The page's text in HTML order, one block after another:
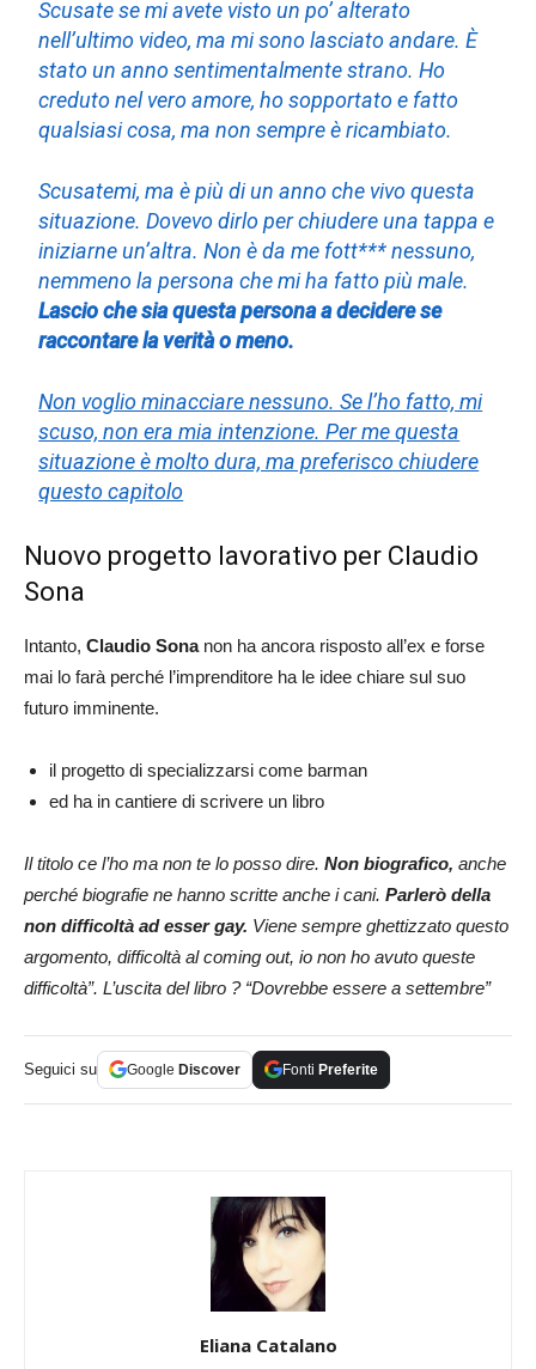
Scusate se mi avete visto un po’ alterato
nell’ultimo video, ma mi sono lasciato andare. È
stato un anno sentimentalmente strano. Ho
creduto nel vero amore, ho sopportato e fatto
qualsiasi cosa, ma non sempre è ricambiato.
Scusatemi, ma è più di un anno che vivo questa
situazione. Dovevo dirlo per chiudere una tappa e
iniziarne un’altra. Non è da me fott*** nessuno,
nemmeno la persona che mi ha fatto più male.
Lascio che sia questa persona a decidere se
raccontare la verità o meno.
Non voglio minacciare nessuno. Se l’ho fatto, mi
scuso, non era mia intenzione. Per me questa
situazione è molto dura, ma preferisco chiudere
questo capitolo
Nuovo progetto lavorativo per Claudio
Sona
Intanto, Claudio Sonanon ha ancora risposto all’ex e forse
mai lo farà perché l’imprenditore ha le idee chiare sul suo
futuro imminente.
il progetto di specializzarsi come barman
ed ha in cantiere di scrivere un libro
Il titolo ce l’ho ma non te lo posso dire. Non biografico, anche
perché biografie ne hanno scritte anche i cani. Parlerò della
non difficoltà ad esser gay. Viene sempre ghettizzato questo
argomento, difficoltà al coming out, io non ho avuto queste
difficoltà”. L’uscita del libro ? “Dovrebbe essere a settembre”
Seguici su Google Discover Fonti Preferite
Eliana Catalano